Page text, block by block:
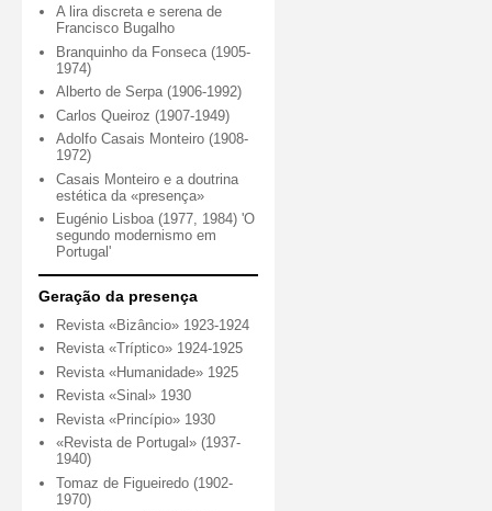
A lira discreta e serena de
Francisco Bugalho
Branquinho da Fonseca (1905-
1974)
Alberto de Serpa (1906-1992)
Carlos Queiroz (1907-1949)
Adolfo Casais Monteiro (1908-
1972)
Casais Monteiro e a doutrina
estética da «presença»
Eugénio Lisboa (1977, 1984) 'O
segundo modernismo em
Portugal'
Geração da presença
Revista «Bizâncio» 1923-1924
Revista «Tríptico» 1924-1925
Revista «Humanidade» 1925
Revista «Sinal» 1930
Revista «Princípio» 1930
«Revista de Portugal» (1937-
1940)
Tomaz de Figueiredo (1902-
1970)